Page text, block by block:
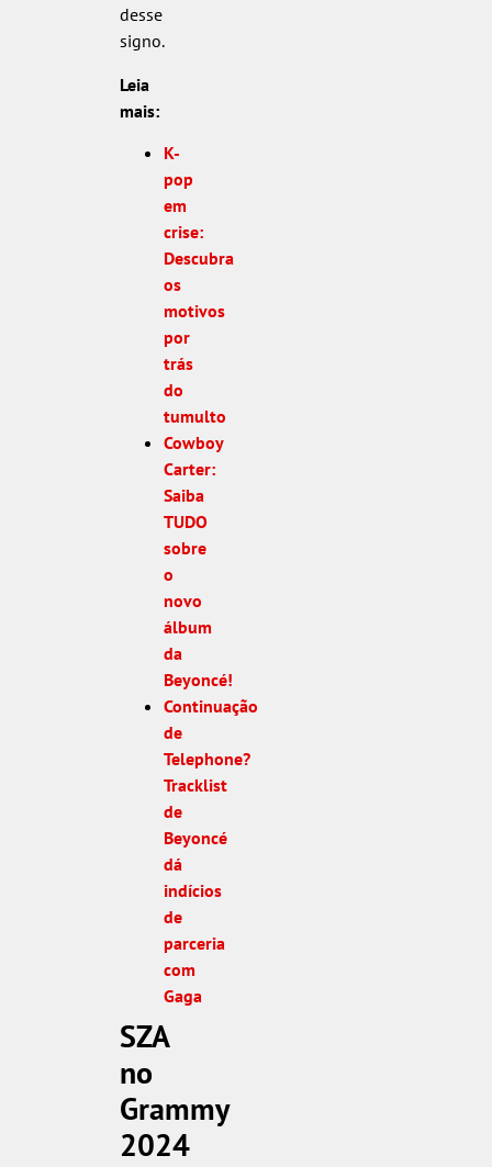
desse
signo.
Leia
mais:
K-
pop
em
crise:
Descubra
os
motivos
por
trás
do
tumulto
Cowboy
Carter:
Saiba
TUDO
sobre
o
novo
álbum
da
Beyoncé!
Continuação
de
Telephone?
Tracklist
de
Beyoncé
dá
indícios
de
parceria
com
Gaga
SZA
no
Grammy
2024